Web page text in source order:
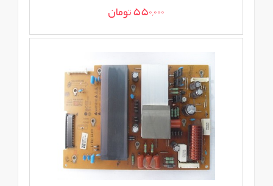
550,000 تومان